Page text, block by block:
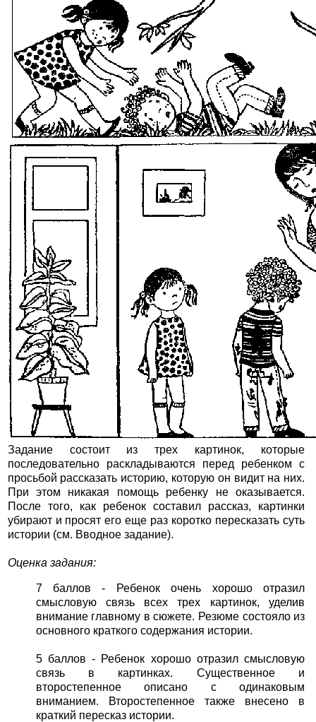
Задание состоит из трех картинок, которые
последовательно раскладываются перед ребенком с
просьбой рассказать историю, которую он видит на них.
При этом никакая помощь ребенку не оказывается.
После того, как ребенок составил рассказ, картинки
убирают и просят его еще раз коротко пересказать суть
истории (см. Вводное задание).
Оценка задания:
7 баллов - Ребенок очень хорошо отразил
смысловую связь всех трех картинок, уделив
внимание главному в сюжете. Резюме состояло из
основного краткого содержания истории.
5 баллов - Ребенок хорошо отразил смысловую
связь в картинках. Существенное и
второстепенное описано с одинаковым
вниманием. Второстепенное также внесено в
краткий пересказ истории.